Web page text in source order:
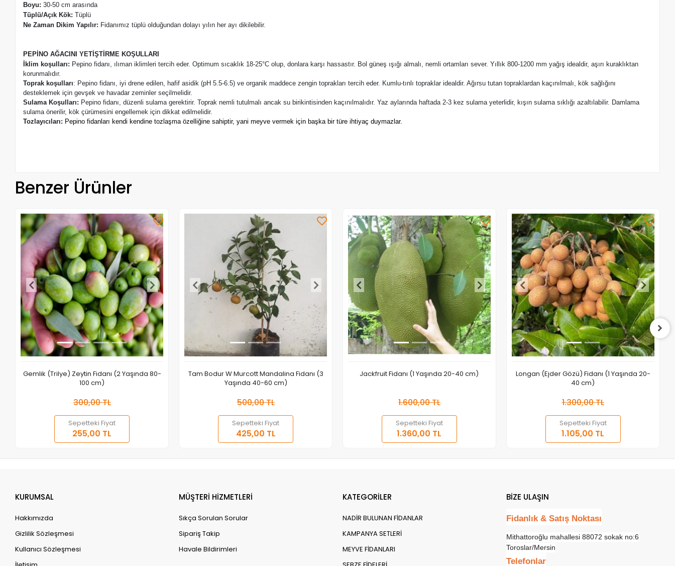
Boyu: 30-50 cm arasında
Tüplü/Açık Kök: Tüplü
Ne Zaman Dikim Yapılır: Fidanımız tüplü olduğundan dolayı yılın her ayı dikilebilir.
PEPİNO AĞACINI YETİŞTİRME KOŞULLARI
İklim koşulları: Pepino fidanı, ılıman iklimleri tercih eder. Optimum sıcaklık 18-25°C olup, donlara karşı hassastır. Bol güneş ışığı almalı, nemli ortamları sever. Yıllık 800-1200 mm yağış idealdir, aşırı kuraklıktan
korunmalıdır.
Toprak koşulları: Pepino fidanı, iyi drene edilen, hafif asidik (pH 5.5-6.5) ve organik maddece zengin toprakları tercih eder. Kumlu-tınlı topraklar idealdir. Ağırsu tutan topraklardan kaçınılmalı, kök sağlığını
desteklemek için gevşek ve havadar zeminler seçilmelidir.
Sulama Koşulları: Pepino fidanı, düzenli sulama gerektirir. Toprak nemli tutulmalı ancak su birikintisinden kaçınılmalıdır. Yaz aylarında haftada 2-3 kez sulama yeterlidir, kışın sulama sıklığı azaltılabilir. Damlama
sulama önerilir, kök çürümesini engellemek için dikkat edilmelidir.
Tozlayıcıları: Pepino fidanları kendi kendine tozlaşma özelliğine sahiptir, yani meyve vermek için başka bir türe ihtiyaç duymazlar.
Benzer Ürünler
Gemlik (Trilye) Zeytin Fidanı (2 Yaşında 80-
100 cm)
300,00 TL
Sepetteki Fiyat
255,00 TL
Adet
Sepete Ekle
Tam Bodur W Murcott Mandalina Fidanı (3
Yaşında 40-60 cm)
500,00 TL
Sepetteki Fiyat
425,00 TL
Adet
Sepete Ekle
Jackfruit Fidanı (1 Yaşında 20-40 cm)
1.600,00 TL
Sepetteki Fiyat
1.360,00 TL
Adet
Stokta Yok
Longan (Ejder Gözü) Fidanı (1 Yaşında 20-
40 cm)
1.300,00 TL
Sepetteki Fiyat
1.105,00 TL
Adet
Sepete Ekle
KURUMSAL
Hakkımızda
Gizlilik Sözleşmesi
Kullanıcı Sözleşmesi
MÜŞTERİ HİZMETLERİ
Sıkça Sorulan Sorular
Sipariş Takip
Havale Bildirimleri
KATEGORİLER
NADİR BULUNAN FİDANLAR
KAMPANYA SETLERİ
MEYVE FİDANLARI
BİZE ULAŞIN
Fidanlık & Satış Noktası
Mithattoroğlu mahallesi 88072 sokak no:6
Toroslar/Mersin
Telefonlar